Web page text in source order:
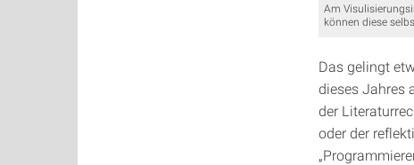
Am
können diese
Das gelingt
dieses Jahres
der
oder der